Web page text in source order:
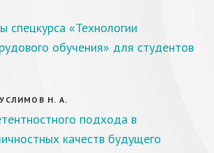
спецкурса «Технологии
обучения» для студентов
Н. А.
подхода в
качеств будущего